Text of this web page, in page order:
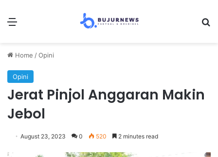
Menu
Home /Opini
Opini
Jerat Pinjol Anggaran Makin
Jebol
August 23, 2023 0 520 2 minutes read